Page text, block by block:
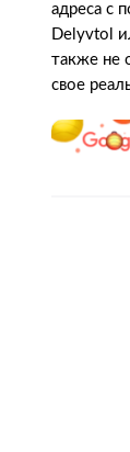
адреса с
Delyvtol
также не
свое